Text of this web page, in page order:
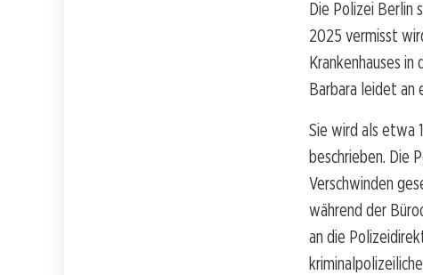
Die Polizei Berlin
2025 vermisst
Krankenhauses
Barbara leidet an
Sie wird als etwa
beschrieben. Die
Verschwinden
während der
an die